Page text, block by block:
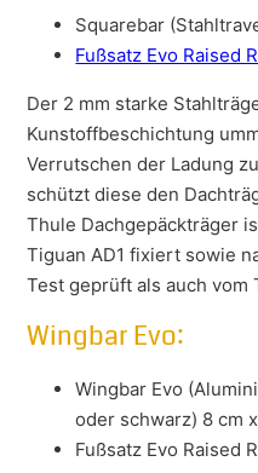
Squarebar
Fußsatz Evo Raised
Der 2 mm starke
Kunstoffbeschichtung
Verrutschen der Ladung
schützt diese den
Thule Dachgepäckträger
Tiguan AD1 fixiert sowie
Test geprüft als auch
Wingbar Evo:
Wingbar Evo
oder schwarz) 8 cm
Fußsatz Evo Raised